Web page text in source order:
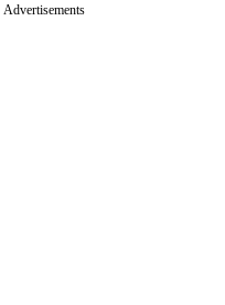
Advertisements